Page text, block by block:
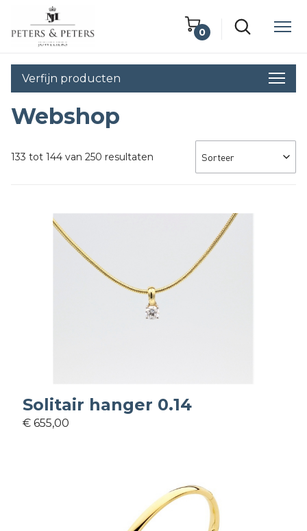
0
Winkelwagen
Lege winkelwagen
Verfijn producten
Webshop
133 tot 144 van 250 resultaten
Solitair hanger 0.14
€ 655,00